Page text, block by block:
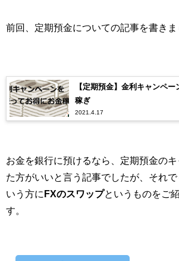
前回、定期預金についての記事を書きま
【定期預金】金利キャンペ
稼ぎ
2021.4.17
お金を銀行に預けるなら、定期預金の
た方がいいと言う記事でしたが、それ
いう方に FXのスワップというものをご
す。